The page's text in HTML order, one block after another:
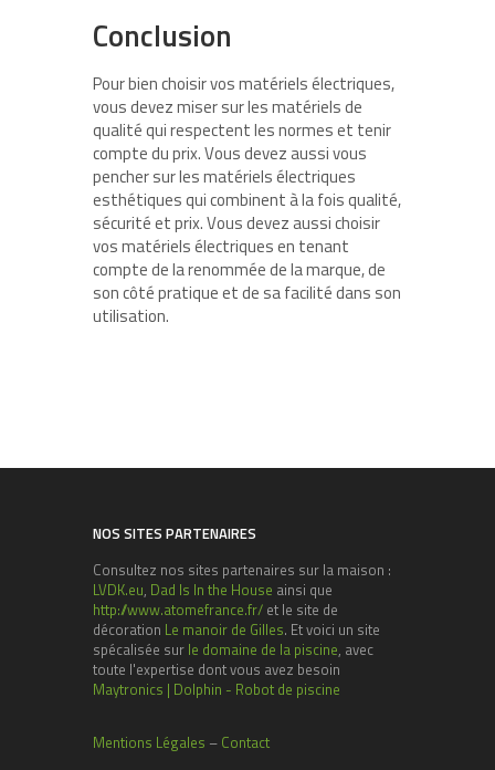
Conclusion
Pour bien choisir vos matériels électriques,
vous devez miser sur les matériels de
qualité qui respectent les normes et tenir
compte du prix. Vous devez aussi vous
pencher sur les matériels électriques
esthétiques qui combinent à la fois qualité,
sécurité et prix. Vous devez aussi choisir
vos matériels électriques en tenant
compte de la renommée de la marque, de
son côté pratique et de sa facilité dans son
utilisation.
NOS SITES PARTENAIRES
Consultez nos sites partenaires sur la maison :
LVDK.eu, Dad Is In the House ainsi que
http://www.atomefrance.fr/ et le site de
décoration Le manoir de Gilles. Et voici un site
spécalisée sur le domaine de la piscine, avec
toute l'expertise dont vous avez besoin
Maytronics | Dolphin - Robot de piscine
Mentions Légales – Contact